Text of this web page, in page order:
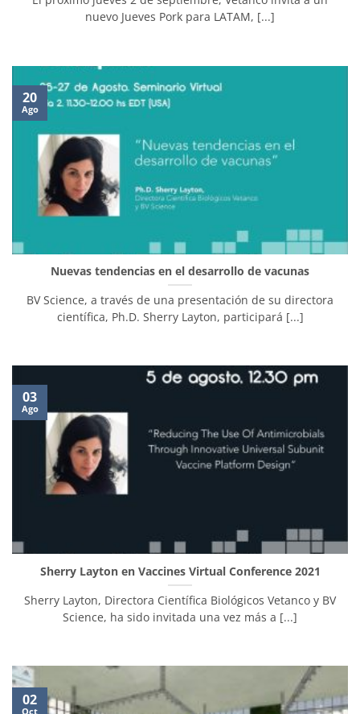
nuevo Jueves Pork para LATAM, [...]
Nuevas tendencias en el desarrollo de vacunas
BV Science, a través de una presentación de su directora
científica, Ph.D. Sherry Layton, participará [...]
20
Ago
Sherry Layton en Vaccines Virtual Conference 2021
Sherry Layton, Directora Científica Biológicos Vetanco y BV
Science, ha sido invitada una vez más a [...]
03
Ago
02
Oct